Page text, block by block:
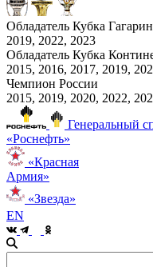
Обладатель Кубка
2019, 2022, 2023
Обладатель Кубка
2015, 2016, 2017, 2019,
Чемпион России
2015, 2019, 2020, 2022,
Генеральный
«Роснефть»
«Красная
Армия»
«Звезда»
EN